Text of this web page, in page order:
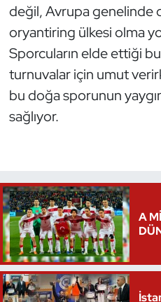
değil, Avrupa genelinde
oryantiring ülkesi olma
Sporcuların elde ettiği
turnuvalar için umut
bu doğa sporunun
sağlıyor.
A
Oryantiring
Özel Sporcular
Paralimpik
Ragbi
Su Topu
Sualtı Sporları
Tekvando
Tenis